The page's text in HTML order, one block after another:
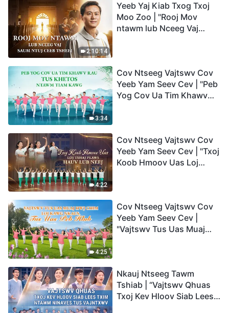
2:10:14
Yeeb Yaj Kiab Txog Txoj
Moo Zoo | "Rooj Mov
ntawm lub Nceeg Vaj
3:34
Cov Ntseeg Vajtswv Cov
Yeeb Yam Seev Cev | "Peb
Yog Cov Ua Tim Khawv
4:22
Cov Ntseeg Vajtswv Cov
Yeeb Yam Seev Cev | "Txoj
Koob Hmoov Uas Loj
4:25
Cov Ntseeg Vajtswv Cov
Yeeb Yam Seev Cev |
"Vajtswv Tus Uas Muaj
Nkauj Ntseeg Tawm
Tshiab | “Vajtswv Qhuas
Txoj Kev Hloov Siab Lees